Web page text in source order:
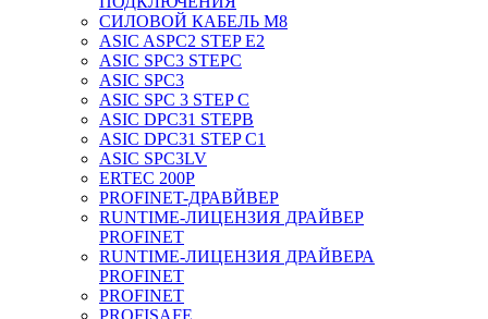
СИЛОВОЙ КАБЕЛЬ M8
ASIC ASPC2 STEP E2
ASIC SPC3 STEPC
ASIC SPC3
ASIC SPC 3 STEP C
ASIC DPC31 STEPB
ASIC DPC31 STEP C1
ASIC SPC3LV
ERTEC 200P
PROFINET-ДРАВЙВЕР
RUNTIME-ЛИЦЕНЗИЯ ДРАЙВЕР
PROFINET
RUNTIME-ЛИЦЕНЗИЯ ДРАЙВЕРА
PROFINET
PROFINET
PROFISAFE